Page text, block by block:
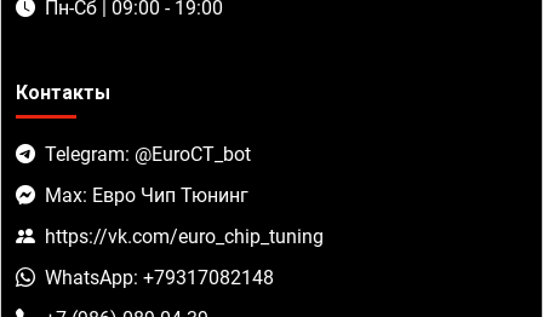
Пн-Сб | 09:00 - 19:00
Контакты
Telegram: @EuroCT_bot
Max: Евро Чип Тюнинг
https://vk.com/euro_chip_tuning
WhatsApp: +79317082148